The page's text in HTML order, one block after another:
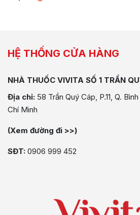
HỆ THỐNG CỬA HÀNG
NHÀ THUỐC VIVITA SỐ 1 TRẦN
Địa chỉ: 58 Trần Quý Cáp, P.11, Q.
Chí Minh
(Xem đường đi >>)
SĐT: 0906 999 452